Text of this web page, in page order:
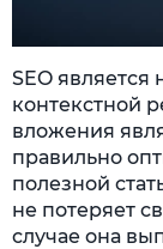
SEO
контекстной
вложения
правильно
полезной
не потеряет
случае она